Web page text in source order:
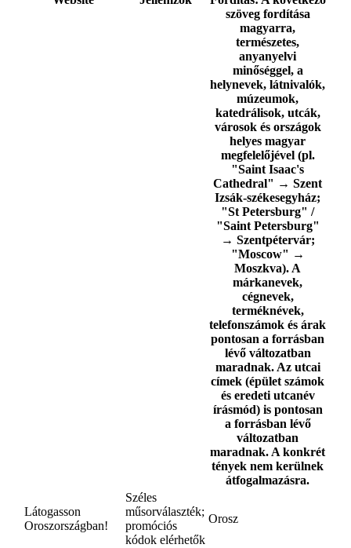
szöveg fordítása
magyarra,
természetes,
anyanyelvi
minőséggel, a
helynevek, látnivalók,
múzeumok,
katedrálisok, utcák,
városok és országok
helyes magyar
megfelelőjével (pl.
"Saint Isaac's
Cathedral" → Szent
Izsák-székesegyház;
"St Petersburg" /
"Saint Petersburg"
→ Szentpétervár;
"Moscow" →
Moszkva). A
márkanevek,
cégnevek,
terméknévek,
telefonszámok és árak
pontosan a forrásban
lévő változatban
maradnak. Az utcai
címek (épület számok
és eredeti utcanév
írásmód) is pontosan
a forrásban lévő
változatban
maradnak. A konkrét
tények nem kerülnek
átfogalmazásra.
Látogasson
Oroszországban!
Széles
műsorválaszték;
promóciós
kódok elérhetők
Orosz